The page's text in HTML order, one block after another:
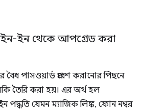
ইন থেকে আপগ্রেড করা
বৈধ পাসওয়ার্ড প্রবেশ করানোর পিছনে
তৈরি করা হয়। এর অর্থ হল
পদ্ধতি যেমন ম্যাজিক লিঙ্ক, ফোন নম্বর